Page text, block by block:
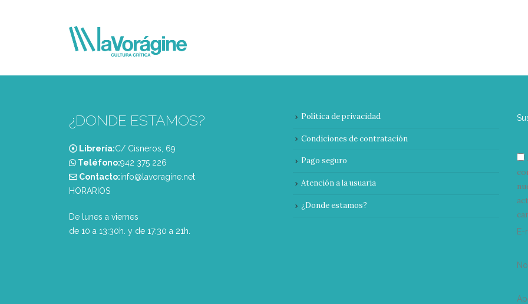
¿DONDE ESTAMOS?
Librería:C/ Cisneros, 69
Teléfono:‭942 375 226‬
Contacto:info@lavoragine.net
HORARIOS
De lunes a viernes
de 10 a 13:30h. y de 17:30 a 21h.
Política de privacidad
Condiciones de contratación
Pago seguro
Atención a la usuaria
¿Donde estamos?
E-